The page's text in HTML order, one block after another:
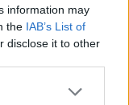
information may
the IAB’s List of
disclose it to other
or more Google